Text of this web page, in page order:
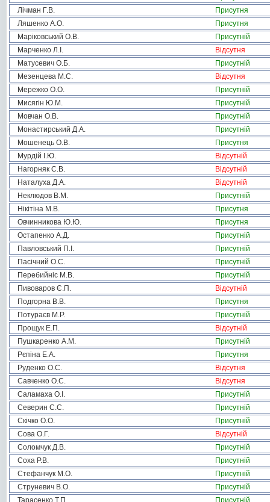
Лічман Г.В.
Присутня
Ляшенко А.О.
Присутня
Маріковський О.В.
Присутній
Марченко Л.І.
Відсутня
Матусевич О.Б.
Присутній
Мезенцева М.С.
Відсутня
Мережко О.О.
Присутній
Мисягін Ю.М.
Присутній
Мовчан О.В.
Присутній
Монастирський Д.А.
Присутній
Мошенець О.В.
Присутня
Мурдій І.Ю.
Відсутній
Нагорняк С.В.
Відсутній
Наталуха Д.А.
Відсутній
Неклюдов В.М.
Присутній
Нікітіна М.В.
Присутня
Овчинникова Ю.Ю.
Присутня
Остапенко А.Д.
Присутній
Павловський П.І.
Присутній
Пасічний О.С.
Присутній
Перебийніс М.В.
Присутній
Пивоваров Є.П.
Відсутній
Подгорна В.В.
Присутня
Потураєв М.Р.
Присутній
Прощук Е.П.
Відсутній
Пушкаренко А.М.
Присутній
Рєпіна Е.А.
Присутня
Руденко О.С.
Відсутня
Савченко О.С.
Відсутня
Саламаха О.І.
Присутній
Северин С.С.
Присутній
Скічко О.О.
Присутній
Сова О.Г.
Відсутній
Соломчук Д.В.
Присутній
Соха Р.В.
Присутній
Стефанчук М.О.
Присутній
Струневич В.О.
Присутній
Тарасенко Т.П.
Присутній